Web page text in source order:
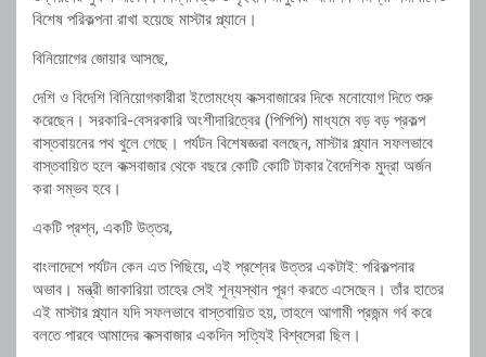
বিশেষ পরিকল্পনা রাখা হয়েছে মাস্টার প্ল্যানে।
বিনিয়োগের জোয়ার আসছে,
দেশি ও বিদেশি বিনিয়োগকারীরা ইতোমধ্যে কক্সবাজারের দিকে মনোযোগ দিতে শুরু
করেছেন। সরকারি-বেসরকারি অংশীদারিত্বের (পিপিপি) মাধ্যমে বড় বড় প্রকল্প
বাস্তবায়নের পথ খুলে গেছে। পর্যটন বিশেষজ্ঞরা বলছেন, মাস্টার প্ল্যান সফলভাবে
বাস্তবায়িত হলে কক্সবাজার থেকে বছরে কোটি কোটি টাকার বৈদেশিক মুদ্রা অর্জন
করা সম্ভব হবে।
একটি প্রশ্ন, একটি উত্তর,
বাংলাদেশে পর্যটন কেন এত পিছিয়ে, এই প্রশ্নের উত্তর একটাই: পরিকল্পনার
অভাব। মন্ত্রী জাকারিয়া তাহের সেই শূন্যস্থান পূরণ করতে এসেছেন। তাঁর হাতের
এই মাস্টার প্ল্যান যদি সফলভাবে বাস্তবায়িত হয়, তাহলে আগামী প্রজন্ম গর্ব করে
বলতে পারবে আমাদের কক্সবাজার একদিন সত্যিই বিশ্বসেরা ছিল।